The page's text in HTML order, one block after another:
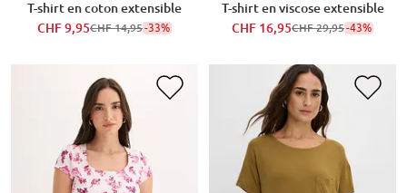
T-shirt en coton extensible
CHF 9,95CHF 14,95-33%
T-shirt en viscose extensible
CHF 16,95CHF 29,95-43%